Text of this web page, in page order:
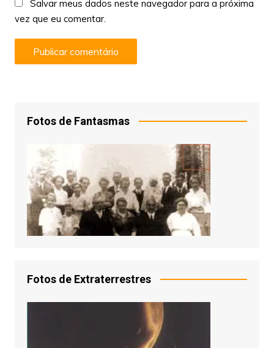
Salvar meus dados neste navegador para a próxima
vez que eu comentar.
Fotos de Fantasmas
Fotos de Extraterrestres